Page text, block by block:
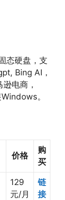
态硬盘，支
Bing AI，
电商，
。
价格
购
买
129
元/月
链
接